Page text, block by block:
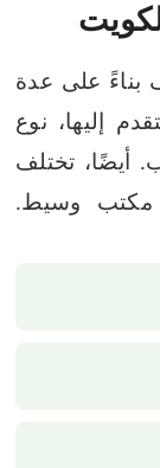
بناءً على عدة
إليها، نوع
أيضًا، تختلف
مكتب وسيط.